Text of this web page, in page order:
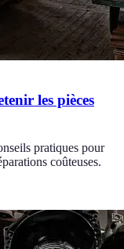
les pièces
pratiques pour
coûteuses.